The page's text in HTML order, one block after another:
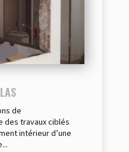
de
des travaux ciblés
intérieur d’une